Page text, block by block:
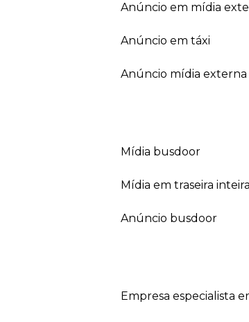
anúncio em mídia
anúncio em táxi
anúncio mídia externa
mídia busdoor
mídia em traseira
anúncio busdoor
empresa especialista